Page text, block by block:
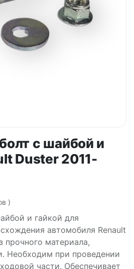
с шайбой и
Duster 2011-
)
и гайкой для
автомобиля Renault
прочного материала,
Необходим при проведении
части. Обеспечивает